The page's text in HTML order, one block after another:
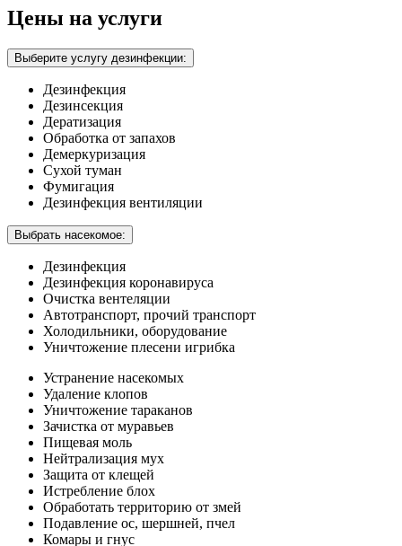
Цены на услуги
Выберите услугу дезинфекции:
Дезинфекция
Дезинсекция
Дератизация
Обработка от запахов
Демеркуризация
Сухой туман
Фумигация
Дезинфекция вентиляции
Выбрать насекомое:
Дезинфекция
Дезинфекция коронавируса
Очистка вентеляции
Автотранспорт, прочий транспорт
Холодильники, оборудование
Уничтожение плесени игрибка
Устранение насекомых
Удаление клопов
Уничтожение тараканов
Зачистка от муравьев
Пищевая моль
Нейтрализация мух
Защита от клещей
Истребление блох
Обработать территорию от змей
Подавление ос, шершней, пчел
Комары и гнус